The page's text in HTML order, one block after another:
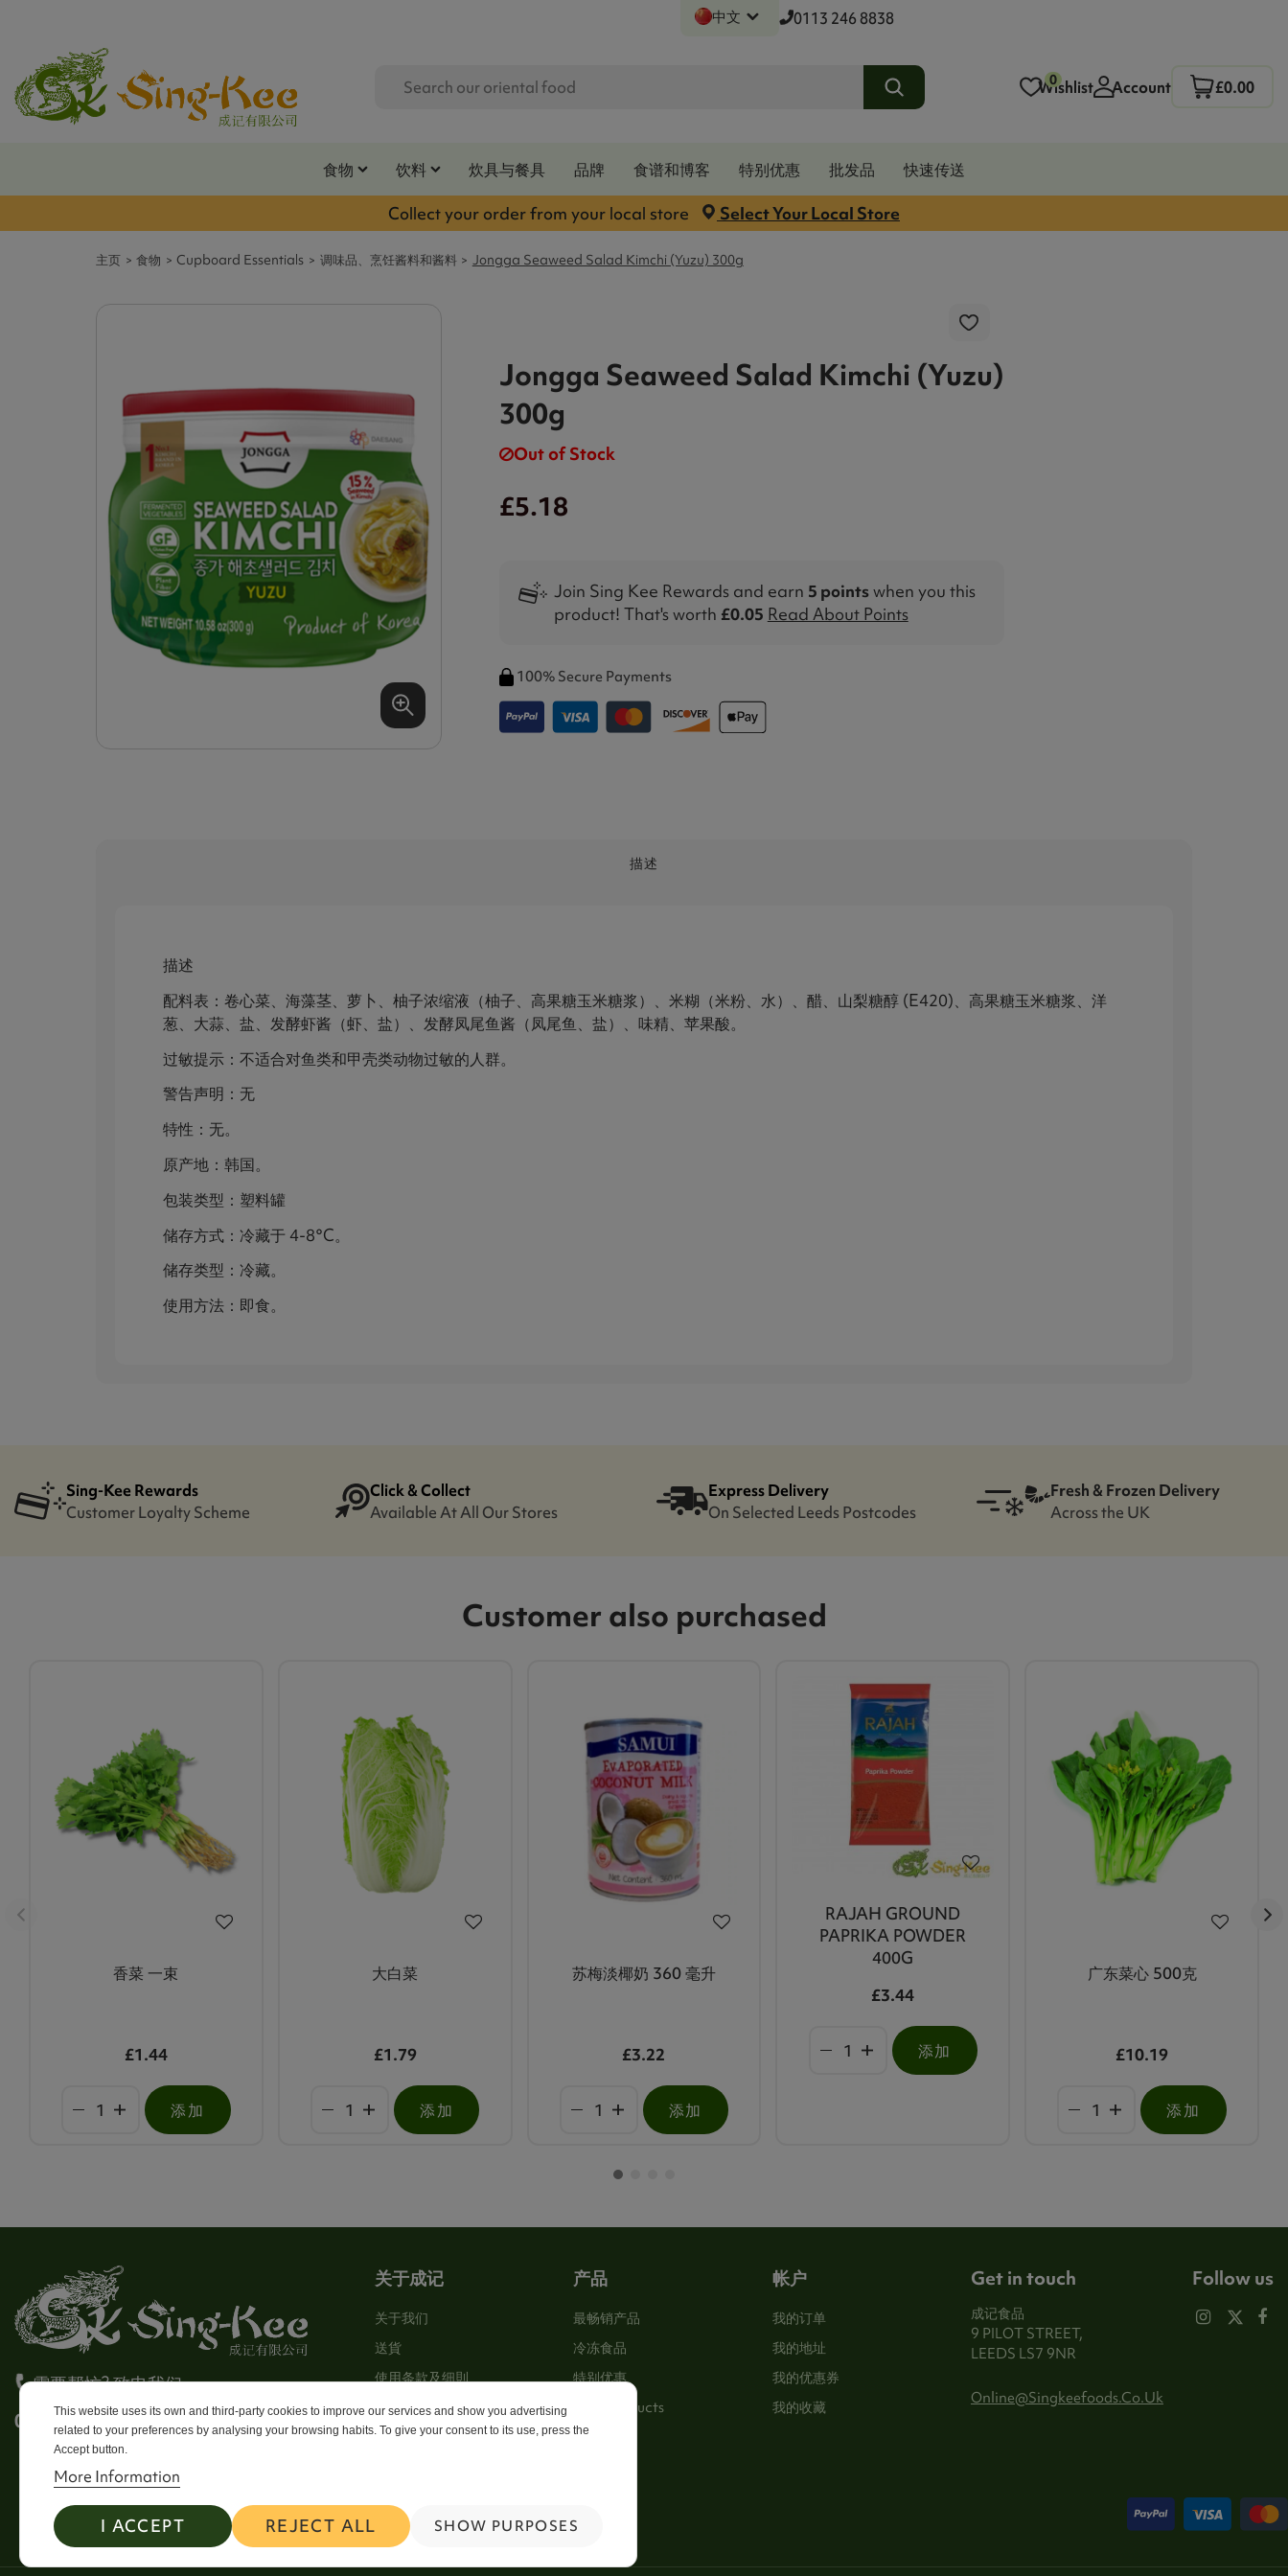
中文 0113 246 8838
0
Wishlist Account £0.00
食物 饮料 炊具与餐具 品牌 食谱和博客 特别优惠 批发品
快速传送
Collect your order from your local store
Select Your Local Store
主页 食物 Cupboard Essentials 调味品、烹饪酱料和酱料 Jongga Seaweed Salad Kimchi (Yuzu) 300g
Jongga Seaweed Salad Kimchi (Yuzu)
300g
Out of Stock
£5.18
Join Sing Kee Rewards and earn 5 pointswhen you this
product! That's worth £0.05 Read About Points
100% Secure Payments
描述
描述
配料表：卷心菜、海藻茎、萝卜、柚子浓缩液（柚子、高果糖玉米糖浆）、米糊（米粉、水）、醋、山梨糖醇 (E420)、高果糖玉米糖浆、洋
葱、大蒜、盐、发酵虾酱（虾、盐）、发酵凤尾鱼酱（凤尾鱼、盐）、味精、苹果酸。
过敏提示：不适合对鱼类和甲壳类动物过敏的人群。
警告声明：无
特性：无。
原产地：韩国。
包装类型：塑料罐
储存方式：冷藏于 4-8°C。
储存类型：冷藏。
使用方法：即食。
Sing-Kee Rewards
Customer Loyalty Scheme
Click & Collect
Available At All Our Stores
Express Delivery
On Selected Leeds Postcodes
Fresh & Frozen Delivery
Across the UK
Customer also purchased
香菜 一束
£1.44
添加
大白菜
£1.79
添加
苏梅淡椰奶 360 毫升
£3.22
添加
RAJAH GROUND
PAPRIKA POWDER
400G
£3.44
添加
广东菜心 500克
£10.19
添加
需要帮忙? 致电我们
0113 246 8838 Option 4
关于成记
关于我们
送貨
使用条款及细則
Stores
Sitemap
产品
最畅销产品
冷冻食品
特别优惠
New Products
帐户
我的订单
我的地址
我的优惠券
我的收藏
Get in touch
成记食品
9 PILOT STREET,
LEEDS LS7 9NR
Online@singkeefoods.co.uk
This website uses its own and third-party cookies to improve our services and show you advertising
related to your preferences by analysing your browsing habits. To give your consent to its use, press the
Accept button.
More Information
I ACCEPT REJECT ALL SHOW PURPOSES
Follow us